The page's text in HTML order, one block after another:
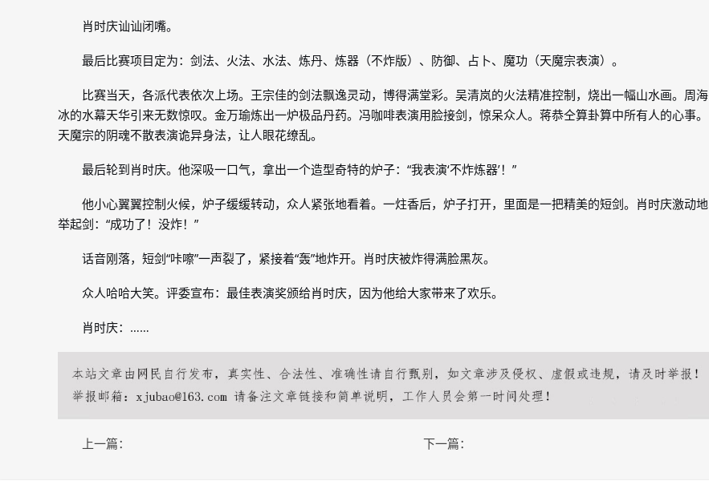
肖时庆讪讪闭嘴。
最后比赛项目定为：剑法、火法、水法、炼丹、炼器（不炸版）、防御、占卜、魔功（天魔宗表演）。
比赛当天，各派代表依次上场。王宗佳的剑法飘逸灵动，博得满堂彩。吴清岚的火法精准控制，烧出一幅山水画。周海
冰的水幕天华引来无数惊叹。金万瑜炼出一炉极品丹药。冯咖啡表演用脸接剑，惊呆众人。蒋恭仝算卦算中所有人的心事。
天魔宗的阴魂不散表演诡异身法，让人眼花缭乱。
最后轮到肖时庆。他深吸一口气，拿出一个造型奇特的炉子：“我表演‘不炸炼器’！”
他小心翼翼控制火候，炉子缓缓转动，众人紧张地看着。一炷香后，炉子打开，里面是一把精美的短剑。肖时庆激动地
举起剑：“成功了！没炸！”
话音刚落，短剑“咔嚓”一声裂了，紧接着“轰”地炸开。肖时庆被炸得满脸黑灰。
众人哈哈大笑。评委宣布：最佳表演奖颁给肖时庆，因为他给大家带来了欢乐。
肖时庆：……
上一篇： 下一篇：